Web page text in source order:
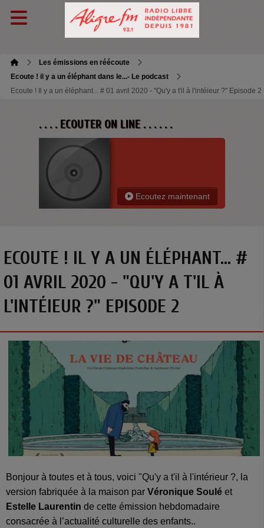
Les émissions en réécoute
Ecoute ! il y a un éléphant dans le...- Le podcast
Ecoute ! Il y a un éléphant... # 01 avril 2020 - "Qu'y a t'il à l'intéieur ?" Episode 2
. . . . ECOUTER ON LINE . . . . . .
Ecoutez maintenant
ECOUTE ! IL Y A UN ÉLÉPHANT... #
01 AVRIL 2020 - "QU'Y A T'IL À
L'INTÉIEUR ?" EPISODE 2
Bonjour à toutes et à tous, voici "Qu'y a t'il à l'intérieur ?, la
version fabriquée à la maison par Véronique Soulé et
Estelle Laurentin de cette émission hebdomadaire
consacrée à l’actualité culturelle des enfants..